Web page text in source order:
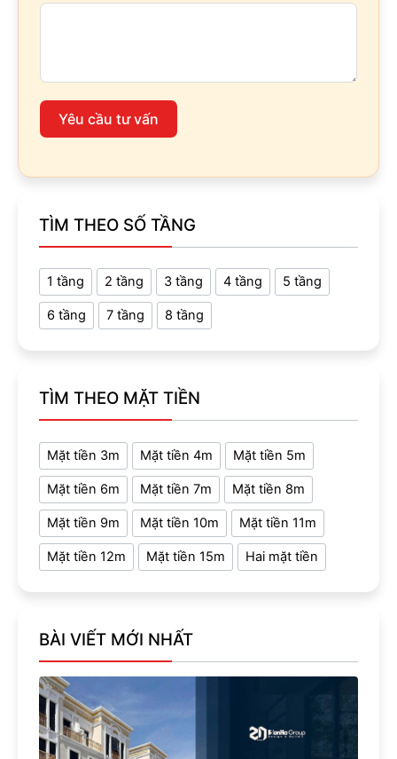
Yêu cầu tư vấn
TÌM THEO SỐ TẦNG
1 tầng 2 tầng 3 tầng 4 tầng 5 tầng
6 tầng 7 tầng 8 tầng
TÌM THEO MẶT TIỀN
Mặt tiền 3m Mặt tiền 4m Mặt tiền 5m
Mặt tiền 6m Mặt tiền 7m Mặt tiền 8m
Mặt tiền 9m Mặt tiền 10m Mặt tiền 11m
Mặt tiền 12m Mặt tiền 15m Hai mặt tiền
BÀI VIẾT MỚI NHẤT